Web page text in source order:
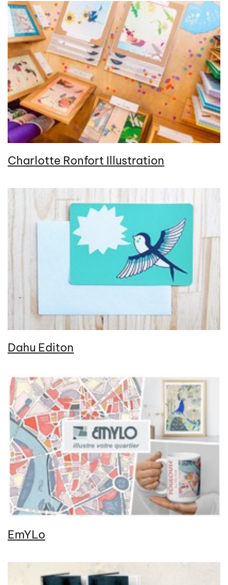
Charlotte Ronfort Illustration
Dahu Editon
EmYLo